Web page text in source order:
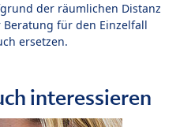
der räumlichen Distanz
Beratung für den Einzelfall
ersetzen.
interessieren